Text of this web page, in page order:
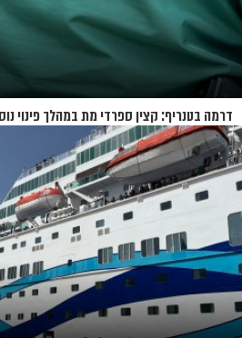
דרמה בטנריף: קצין ספרדי מת במהלך פינוי